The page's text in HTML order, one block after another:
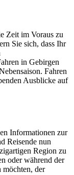
Zeit im Voraus zu
Sie sich, dass Ihr
in Gebirgen
Fahren
Ausblicke auf
Informationen zur
Reisende nun
Region zu
oder während der
möchten, der